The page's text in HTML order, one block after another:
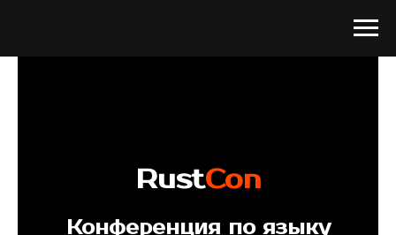
RustCon
Конференция по языку